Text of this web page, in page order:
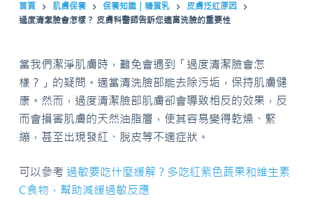
首頁 肌膚保養 保養知識｜精質乳
皮膚泛紅原因
過度清潔臉會怎樣？ 皮膚科醫師告訴您適當洗臉的重要性
當我們潔淨肌膚時，難免會遇到「過度清潔臉會怎
樣？」的疑問。適當清洗臉部能去除污垢，保持肌膚健
康。然而，過度清潔臉部肌膚卻會導致相反的效果，反
而會損害肌膚的天然油脂層，使其容易變得乾燥、緊
繃，甚至出現發紅、脫皮等不適症狀。
可以參考 過敏要吃什麼緩解？多吃紅紫色蔬果和維生素
C食物，幫助減緩過敏反應